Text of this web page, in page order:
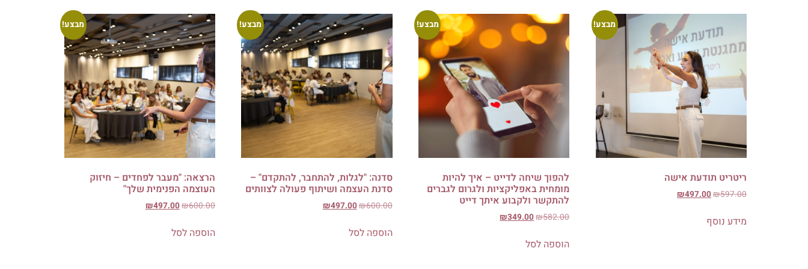
מבצע!
ריטריט תודעת אישה
₪597.00
₪497.00
מידע נוסף
מבצע!
להפוך שיחה לדייט – איך להיות
מומחית באפליקציות ולגרום לגברים
להתקשר ולקבוע איתך דייט
₪582.00
₪349.00
הוספה לסל
מבצע!
סדנה: "לגלות, להתחבר, להתקדם" –
סדנת העצמה ושיתוף פעולה לצוותים
₪600.00
₪497.00
הוספה לסל
מבצע!
הרצאה: "מעבר לפחדים – חיזוק
העוצמה הפנימית שלך"
₪600.00
₪497.00
הוספה לסל